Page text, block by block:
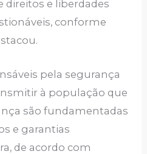
direitos e liberdades
conforme
pela segurança
à população que
são fundamentadas
e garantias
de acordo com